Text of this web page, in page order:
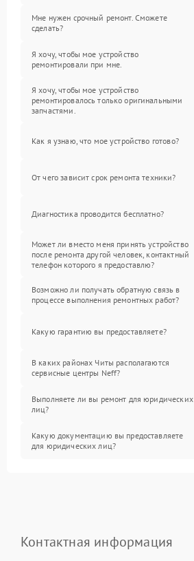
Мне нужен срочный ремонт. Сможете
сделать?
Я хочу, чтобы мое устройство
ремонтировали при мне.
Я хочу, чтобы мое устройство
ремонтировалось только оригинальными
запчастями.
Как я узнаю, что мое устройство готово?
От чего зависит срок ремонта техники?
Диагностика проводится бесплатно?
Может ли вместо меня принять устройство
после ремонта другой человек, контактный
телефон которого я предоставлю?
Возможно ли получать обратную связь в
процессе выполнения ремонтных работ?
Какую гарантию вы предоставляете?
В каких районах Читы располагаются
сервисные центры Neff?
Выполняете ли вы ремонт для юридических
лиц?
Какую документацию вы предоставляете
для юридических лиц?
Контактная информация